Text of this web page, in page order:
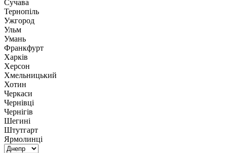
Сучава
Тернопіль
Ужгород
Ульм
Умань
Франкфурт
Харків
Херсон
Хмельницький
Хотин
Черкаси
Чернівці
Чернігів
Шегині
Штутгарт
Ярмолинці